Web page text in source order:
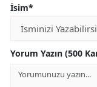
İsim*
Yorum Yazın (500